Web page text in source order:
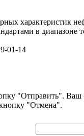
характеристик
в диапазоне
01-14
"Отправить". Ваш
"Отмена".